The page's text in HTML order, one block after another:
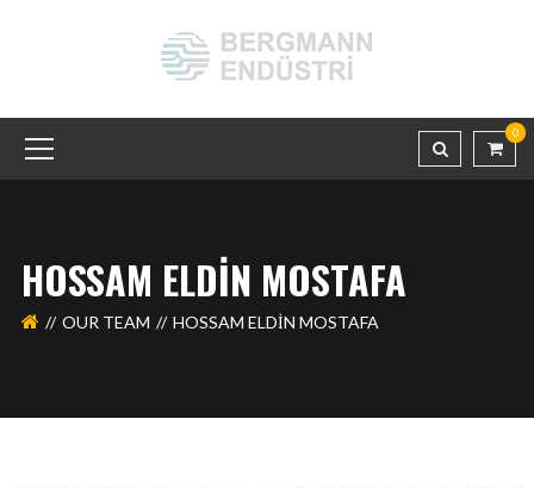
0
HOSSAM ELDIN MOSTAFA
OUR TEAM HOSSAM ELDIN MOSTAFA